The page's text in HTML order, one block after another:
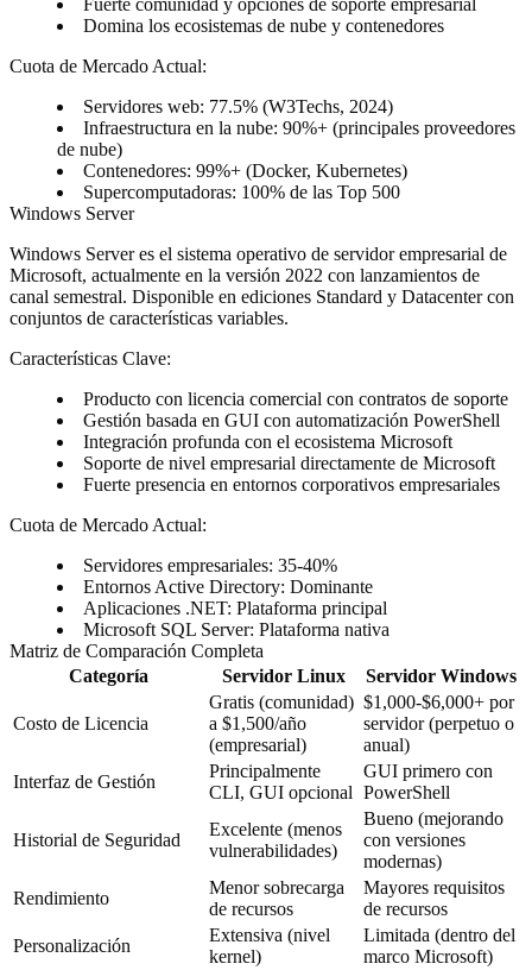
Fuerte comunidad y opciones de soporte empresarial
Domina los ecosistemas de nube y contenedores
Cuota de Mercado Actual:
Servidores web: 77.5% (W3Techs, 2024)
Infraestructura en la nube: 90%+ (principales proveedores
de nube)
Contenedores: 99%+ (Docker, Kubernetes)
Supercomputadoras: 100% de las Top 500
Windows Server
Windows Server es el sistema operativo de servidor empresarial de
Microsoft, actualmente en la versión 2022 con lanzamientos de
canal semestral. Disponible en ediciones Standard y Datacenter con
conjuntos de características variables.
Características Clave:
Producto con licencia comercial con contratos de soporte
Gestión basada en GUI con automatización PowerShell
Integración profunda con el ecosistema Microsoft
Soporte de nivel empresarial directamente de Microsoft
Fuerte presencia en entornos corporativos empresariales
Cuota de Mercado Actual:
Servidores empresariales: 35-40%
Entornos Active Directory: Dominante
Aplicaciones .NET: Plataforma principal
Microsoft SQL Server: Plataforma nativa
Matriz de Comparación Completa
Categoría
Servidor Linux Servidor Windows
Costo de Licencia
Gratis (comunidad)
a $1,500/año
(empresarial)
$1,000-$6,000+ por
servidor (perpetuo o
anual)
Interfaz de Gestión
Principalmente
CLI, GUI opcional
GUI primero con
PowerShell
Historial de Seguridad
Excelente (menos
vulnerabilidades)
Bueno (mejorando
con versiones
modernas)
Rendimiento
Menor sobrecarga
de recursos
Mayores requisitos
de recursos
Personalización
Extensiva (nivel
kernel)
Limitada (dentro del
marco Microsoft)